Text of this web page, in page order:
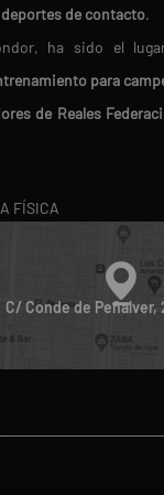
de contacto.
ha sido el
para
de Reales
FÍSICA
C/ Conde de Peñalver,